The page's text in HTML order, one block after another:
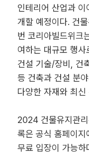
인테리어 산업과
개할 예정이다. 건
번 코리아빌드위
여하는 대규모 행사
건설 기술/장비, 건
등 건축과 건설 분
다양한 자재와 최
2024 건물유지관
록은 공식 홈페이지
무료 입장이 가능